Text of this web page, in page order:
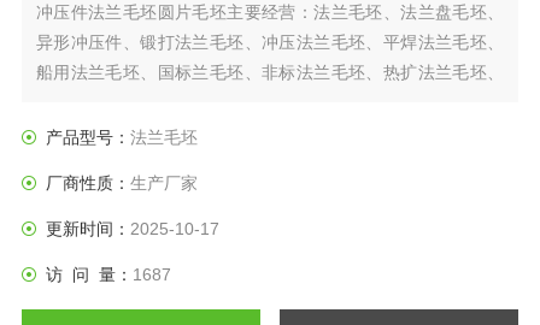
冲压件法兰毛坯圆片毛坯主要经营：法兰毛坯、法兰盘毛坯、
异形冲压件、锻打法兰毛坯、冲压法兰毛坯、平焊法兰毛坯、
船用法兰毛坯、国标兰毛坯、非标法兰毛坯、热扩法兰毛坯、
产品型号： 法兰毛坯
厂商性质： 生产厂家
更新时间： 2025-10-17
访 问 量： 1687